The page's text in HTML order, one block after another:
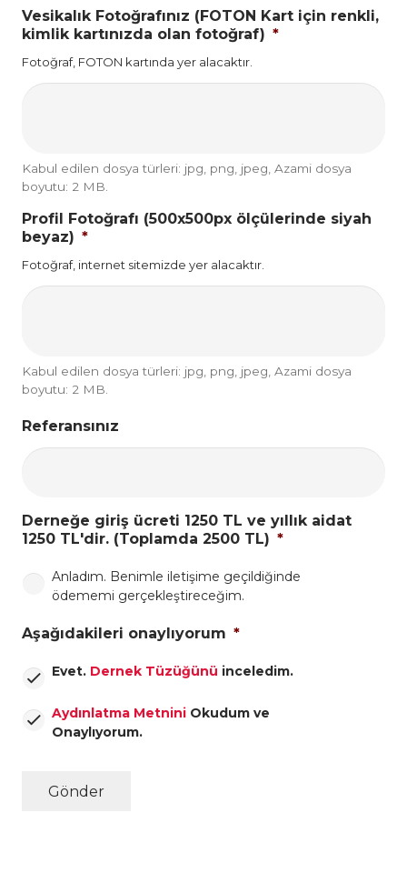
Vesikalık Fotoğrafınız (FOTON Kart için renkli,
kimlik kartınızda olan fotoğraf) *
Fotoğraf, FOTON kartında yer alacaktır.
Kabul edilen dosya türleri: jpg, png, jpeg, Azami dosya
boyutu: 2 MB.
Profil Fotoğrafı (500x500px ölçülerinde siyah
beyaz) *
Fotoğraf, internet sitemizde yer alacaktır.
Kabul edilen dosya türleri: jpg, png, jpeg, Azami dosya
boyutu: 2 MB.
Referansınız
Derneğe giriş ücreti 1250 TL ve yıllık aidat
1250 TL'dir. (Toplamda 2500 TL) *
Anladım. Benimle iletişime geçildiğinde
ödememi gerçekleştireceğim.
Aşağıdakileri onaylıyorum *
Evet. Dernek Tüzüğünü inceledim.
Aydınlatma Metnini Okudum ve
Onaylıyorum.
Gönder